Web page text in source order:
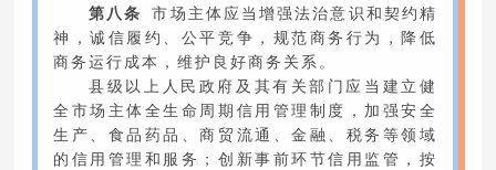
第八条
市场主体应当增强法治意识和契约精
神，诚信履约、公平竞争，规范商务行为，降低
商务运行成本，维护良好商务关系。
县级以上人民政府及其有关部门应当建立健
全市场主体全生命周期信用管理制度，加强安全
生产、食品药品、商贸流通、金融、税务等领域
的信用管理和服务；创新事前环节信用监管，按